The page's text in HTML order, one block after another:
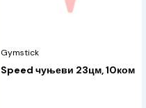
Gymstick
Speed чуњеви 23цм, 10ком